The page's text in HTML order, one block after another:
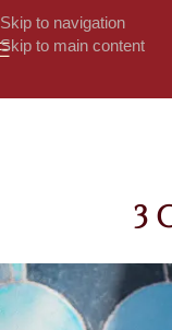
Skip to navigation
Skip to main content
3